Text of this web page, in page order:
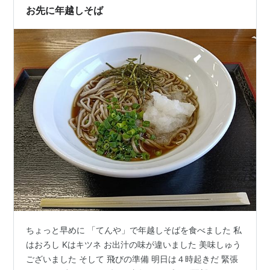
は、承認制とさせていただいております。 誹謗中傷など
お先に年越しそば
ちょっと早めに 「てんや」で年越しそばを食べました 私
はおろし Kはキツネ お出汁の味が違いました 美味しゅう
ございました そして 飛びの準備 明日は４時起きだ 緊張